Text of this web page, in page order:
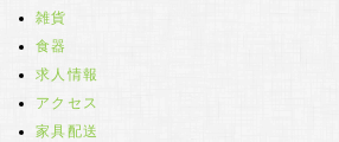
雑貨
食器
求人情報
アクセス
家具配送